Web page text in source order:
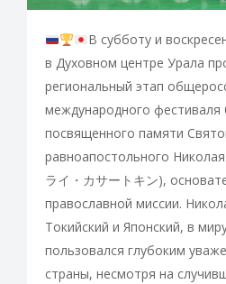
В субботу и
в Духовном центре Урала
региональный этап
международного фестиваля
посвященного памяти
равноапостольного Николая
ライ・カサートキン),
православной миссии.
Токийский и Японский, в
пользовался глубоким
страны, несмотря на